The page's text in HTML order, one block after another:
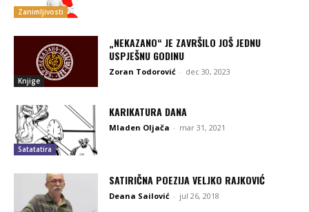
Zanimljivosti
Knjige
„NEKAZANO“ JE ZAVRŠILO JOŠ JEDNU
USPJEŠNU GODINU
Zoran Todorović - dec 30, 2023
Satatatira
KARIKATURA DANA
Mladen Oljača - mar 31, 2021
SATIRIČNA POEZIJA VELJKO RAJKOVIĆ
Deana Sailović - jul 26, 2018